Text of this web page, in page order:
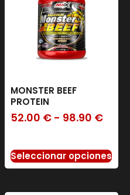
MONSTER BEEF
PROTEIN
52.00 € - 98.90 €
Seleccionar opciones